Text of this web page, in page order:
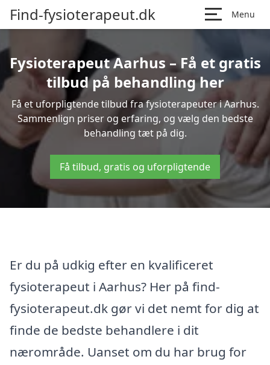
Find-fysioterapeut.dk Menu
Fysioterapeut Aarhus – Få et gratis
tilbud på behandling her
Få et uforpligtende tilbud fra fysioterapeuter i Aarhus.
Sammenlign priser og erfaring, og vælg den bedste
behandling tæt på dig.
Få tilbud, gratis og uforpligtende
Er du på udkig efter en kvalificeret
fysioterapeut i Aarhus? Her på find-
fysioterapeut.dk gør vi det nemt for dig at
finde de bedste behandlere i dit
nærområde. Uanset om du har brug for